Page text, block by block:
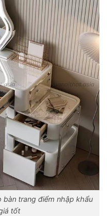
bàn trang điểm nhập khẩu
tốt